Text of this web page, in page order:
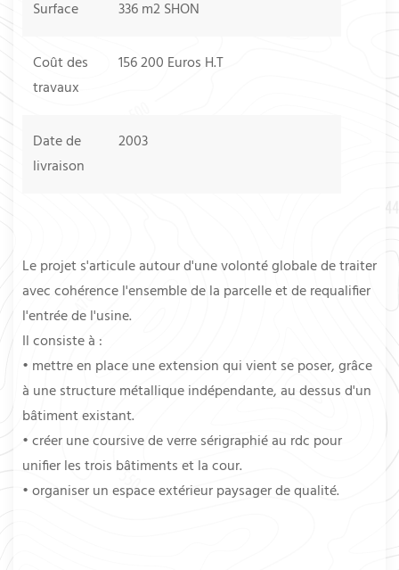
Surface 336 m2 SHON
Coût des
travaux
156 200 Euros H.T
Date de
livraison
2003
Le projet s'articule autour d'une volonté globale de traiter
avec cohérence l'ensemble de la parcelle et de requalifier
l'entrée de l'usine.
Il consiste à :
• mettre en place une extension qui vient se poser, grâce
à une structure métallique indépendante, au dessus d'un
bâtiment existant.
• créer une coursive de verre sérigraphié au rdc pour
unifier les trois bâtiments et la cour.
• organiser un espace extérieur paysager de qualité.